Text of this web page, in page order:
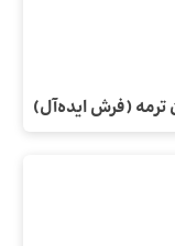
(فرش ایده‌آل)